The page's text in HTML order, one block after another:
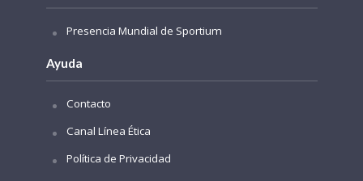
Presencia Mundial de Sportium
Ayuda
Contacto
Canal Línea Ética
Política de Privacidad